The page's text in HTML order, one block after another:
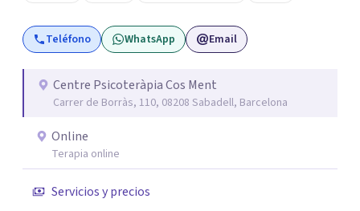
construyen las respuestas automáticas que hoy te
limitan: creencias, memorias emocionales y patrones
cambios que no solo se comprenden, sino que se
integran: en cómo piensas, cómo sientes y cómo te
en intervenciones precisas, en ir a la raíz y en
transformaciones reales y sostenibles. Trabajo desde un
espacio cercano, seguro y sin juicio. Pero también desde
Teléfono WhatsApp Email
Centre Psicoteràpia Cos Ment
Carrer de Borràs, 110, 08208 Sabadell, Barcelona
Online
Terapia online
Servicios y precios